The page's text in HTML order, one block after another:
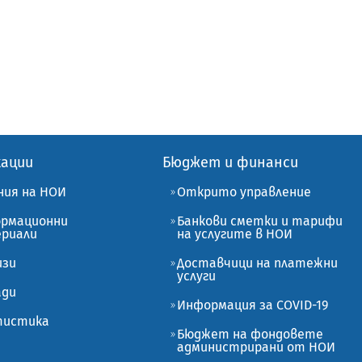
на НОИ
Бюджет и финанси
Открито управление
Банкови сметки и тарифи
на услугите в НОИ
Доставчици на платежни
услуги
Информация за COVID-19
Бюджет на фондовете
администрирани от НОИ